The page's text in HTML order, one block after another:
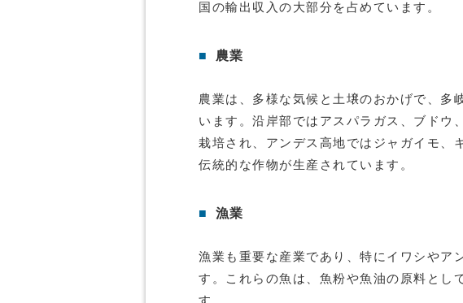
国の輸出収入の大部分を占めています。
■ 農業
農業は、多様な気候と土壌のおかげで、多
います。沿岸部ではアスパラガス、ブドウ
栽培され、アンデス高地ではジャガイモ、
伝統的な作物が生産されています。
■ 漁業
漁業も重要な産業であり、特にイワシやア
す。これらの魚は、魚粉や魚油の原料とし